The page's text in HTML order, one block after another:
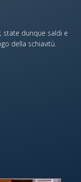
state dunque saldi e
della schiavitù.